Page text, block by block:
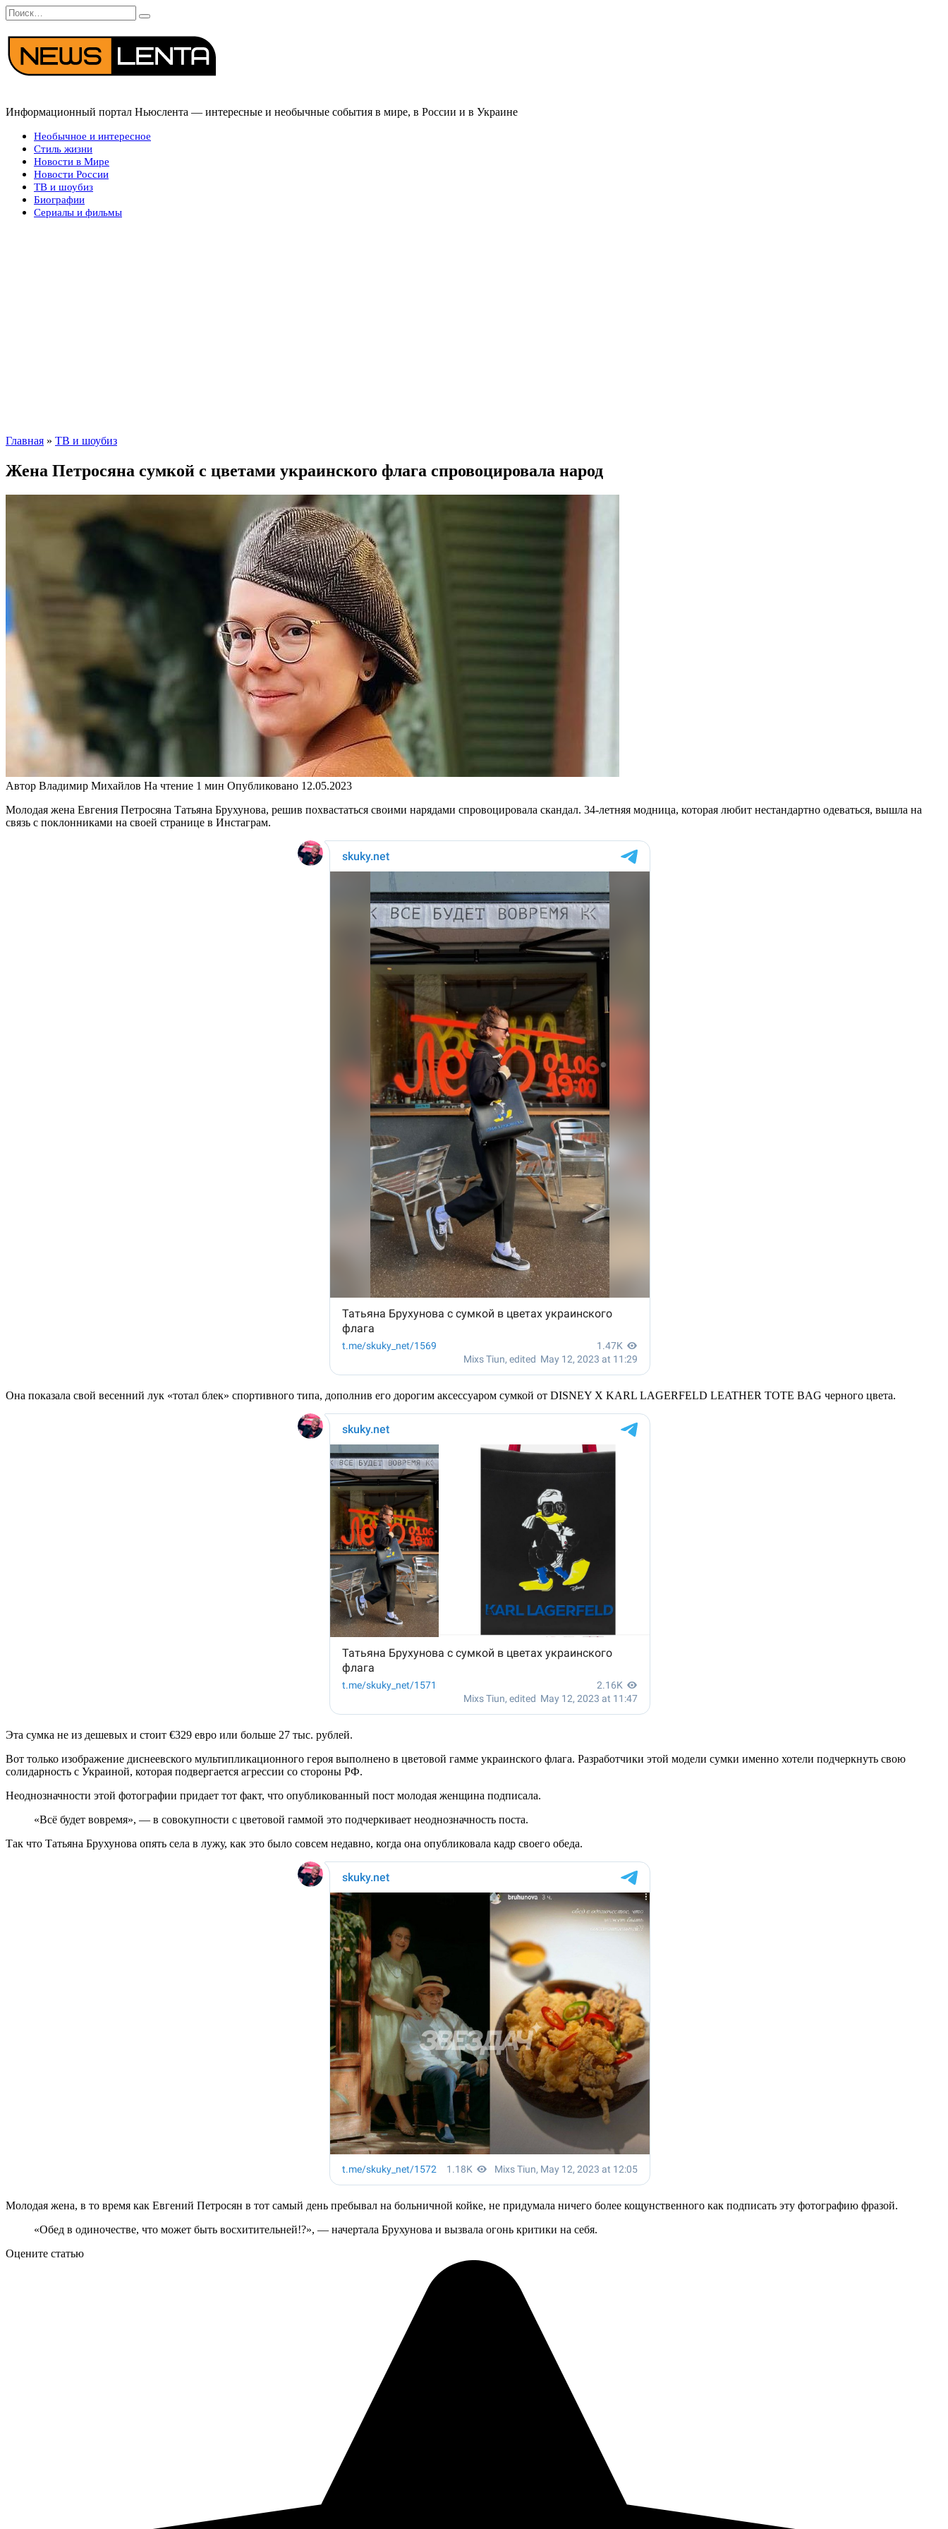
Перейти
к
содержанию
Search
for:
Информационный портал Ньюслента — интересные и необычные события в мире, в России и в Украине
Необычное и интересное
Стиль жизни
Новости в Мире
Новости России
ТВ и шоубиз
Биографии
Сериалы и фильмы
Главная » ТВ и шоубиз
Жена Петросяна сумкой с цветами украинского флага спровоцировала народ
Автор Владимир Михайлов На чтение 1 мин Опубликовано 12.05.2023
Молодая жена Евгения Петросяна Татьяна Брухунова, решив похвастаться своими нарядами спровоцировала скандал. 34-летняя модница, которая любит нестандартно одеваться, вышла на
связь с поклонниками на своей странице в Инстаграм.
Она показала свой весенний лук «тотал блек» спортивного типа, дополнив его дорогим аксессуаром сумкой от DISNEY X KARL LAGERFELD LEATHER TOTE BAG черного цвета.
Эта сумка не из дешевых и стоит €329 евро или больше 27 тыс. рублей.
Вот только изображение диснеевского мультипликационного героя выполнено в цветовой гамме украинского флага. Разработчики этой модели сумки именно хотели подчеркнуть свою
солидарность с Украиной, которая подвергается агрессии со стороны РФ.
Неоднозначности этой фотографии придает тот факт, что опубликованный пост молодая женщина подписала.
«Всё будет вовремя», — в совокупности с цветовой гаммой это подчеркивает неоднозначность поста.
Так что Татьяна Брухунова опять села в лужу, как это было совсем недавно, когда она опубликовала кадр своего обеда.
Молодая жена, в то время как Евгений Петросян в тот самый день пребывал на больничной койке, не придумала ничего более кощунственного как подписать эту фотографию фразой.
«Обед в одиночестве, что может быть восхитительней!?», — начертала Брухунова и вызвала огонь критики на себя.
Оцените статью